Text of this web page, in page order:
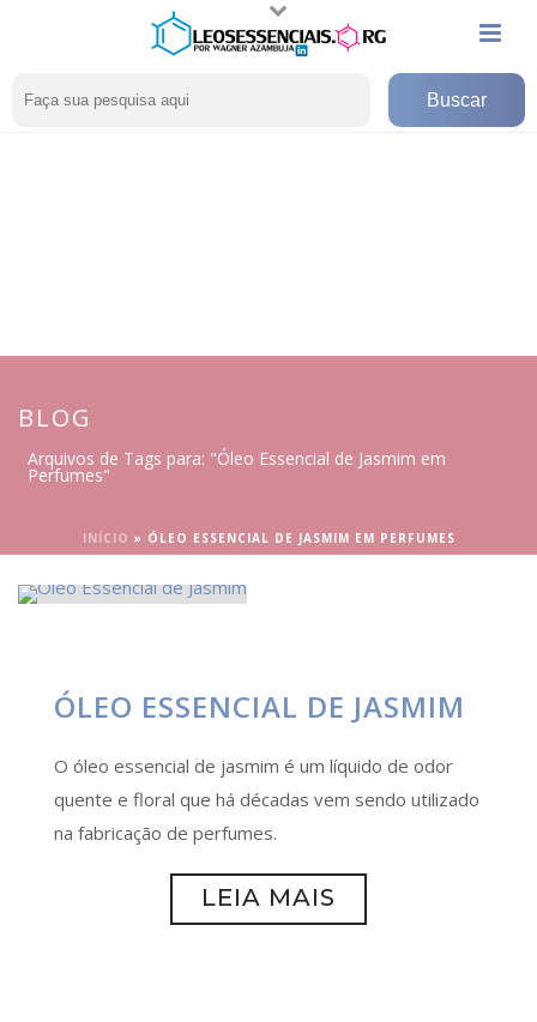
BLOG
Arquivos de Tags para: "Óleo Essencial de Jasmim em
Perfumes"
INÍCIO » ÓLEO ESSENCIAL DE JASMIM EM PERFUMES
ÓLEO ESSENCIAL DE JASMIM
O óleo essencial de jasmim é um líquido de odor
quente e floral que há décadas vem sendo utilizado
na fabricação de perfumes.
LEIA MAIS